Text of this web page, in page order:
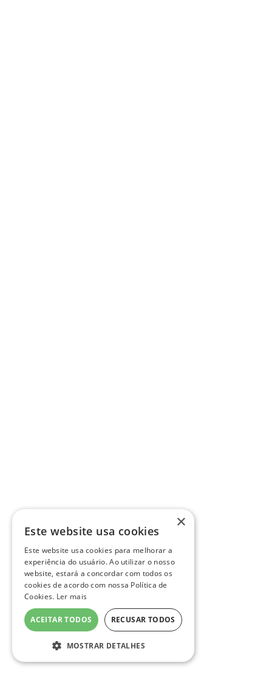
×
Este website usa cookies
Este website usa cookies para melhorar a
experiência do usuário. Ao utilizar o nosso
website, estará a concordar com todos os
cookies de acordo com nossa Política de
Cookies. Ler mais
ACEITAR TODOS RECUSAR TODOS
MOSTRAR DETALHES